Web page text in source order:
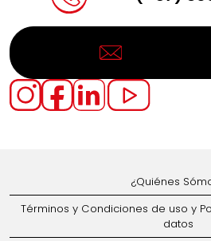
¿Quiénes
Términos y Condiciones de uso y
datos